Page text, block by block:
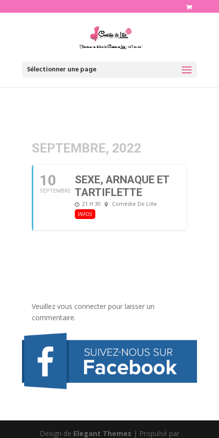
Sélectionner une page
SEPTEMBRE, 2022
10
SEPTEMBRE
SEXE, ARNAQUE ET
TARTIFLETTE
21 H 30
Comédie De Lille
INFOS
Veuillez vous connecter pour laisser un
commentaire.
Design de Elegant Themes | Propulsé par